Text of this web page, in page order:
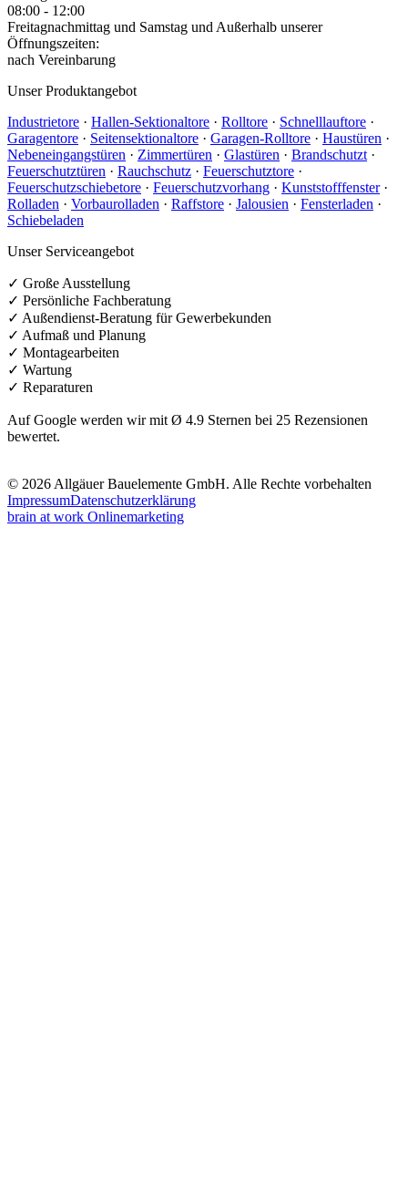
08:00 - 12:00
Freitagnachmittag und Samstag und Außerhalb unserer
Öffnungszeiten:
nach Vereinbarung
Unser Produktangebot
Industrietore · Hallen-Sektionaltore · Rolltore · Schnelllauftore ·
Garagentore · Seitensektionaltore · Garagen-Rolltore · Haustüren ·
Nebeneingangstüren · Zimmertüren · Glastüren · Brandschutzt ·
Feuerschutztüren · Rauchschutz · Feuerschutztore ·
Feuerschutzschiebetore · Feuerschutzvorhang · Kunststofffenster·
Rolladen · Vorbaurolladen · Raffstore · Jalousien · Fensterladen ·
Schiebeladen
Unser Serviceangebot
✓ Große Ausstellung
✓ Persönliche Fachberatung
✓ Außendienst-Beratung für Gewerbekunden
✓ Aufmaß und Planung
✓ Montagearbeiten
✓ Wartung
✓ Reparaturen
Auf Google werden wir mit Ø 4.9 Sternen bei 25 Rezensionen
bewertet.
© 2026 Allgäuer Bauelemente GmbH. Alle Rechte vorbehalten
ImpressumDatenschutzerklärung
brain at work Onlinemarketing